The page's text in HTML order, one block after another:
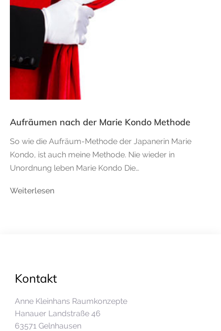
Aufräumen nach der Marie Kondo Methode
So wie die Aufräum-Methode der Japanerin Marie
Kondo, ist auch meine Methode. Nie wieder in
Unordnung leben Marie Kondo Die…
Weiterlesen
Kontakt
Anne Kleinhans Raumkonzepte
Hanauer Landstraße 46
63571 Gelnhausen